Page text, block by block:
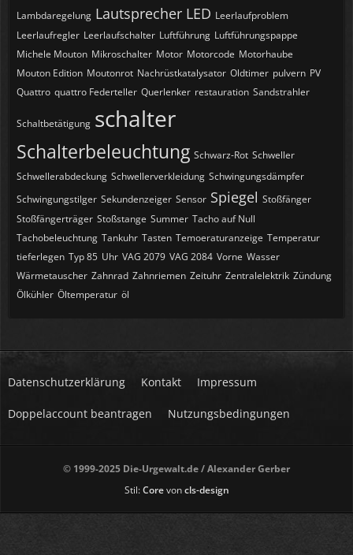
Lambdaregelung Lautsprecher LED Leerlaufproblem
Leerlaufregler Leerlaufschalter Luftführung Luftführungspappe
Michele Mouton Mikroschalter Motor Motorcode Motorhaube
Mouton Edition Moutonrot Nachrüstkatalysator Oldtimer pulvern PV
Quattro quattro Federteller Querlenker restauration Sandstrahler
Schaltbetätigung schalter
Schalterbeleuchtung Schwarz-Rot Schweller
Schwellerabdeckung Schwellerverkleidung Schwingungsdämpfer
Schwingungstilger Sekundenzeiger Sensor Spiegel Stoßfänger
Stoßfängerträger Stoßstange Summer Tacho auf Null
Tachobeleuchtung Tankuhr Tasten Temoeraturanzeige Temperatur
tieferlegen Typ 85 Uhr VAG 2079 VAG 2084 Vorne Wasser
Wärmetauscher Zahnrad Zahnriemen Zeituhr Zentralelektrik Zündung
Ölkühler Öltemperatur öl
Datenschutzerklärung Kontakt Impressum
Doppelaccount beantragen Nutzungsbedingungen
© 1999-2025 Die-Urgewalt.de / Alexander Gerber
Stil:Corevoncls-design